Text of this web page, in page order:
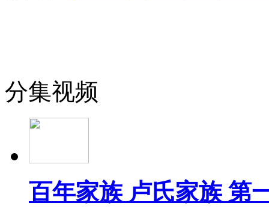
分集视频
百年家族 卢氏家族 第